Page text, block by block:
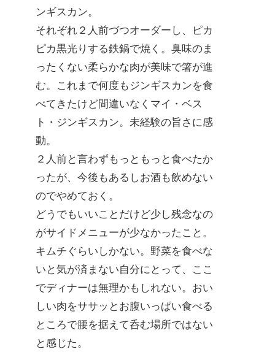
ンギスカン。
それぞれ２人前づつオーダーし、ピカ
ピカ黒光りする鉄鍋で焼く。臭味のま
ったくない柔らかな肉が美味で箸が進
む。これまで何度もジンギスカンを食
べてきたけど間違いなくマイ・ベス
ト・ジンギスカン。未経験の旨さに感
動。
２人前と言わずもっともっと食べたか
ったが、今後もあるしお酒も飲めない
のでやめておく。
どうでもいいことだけど少し残念なの
がサイドメニューが少なかったこと。
キムチぐらいしかない。野菜を食べな
いと気が済まない自分にとって、ここ
でディナーは無理かもしれない。おい
しい肉をササッとお腹いっぱい食べる
ところで腰を据えて呑む場所ではない
と感じた。